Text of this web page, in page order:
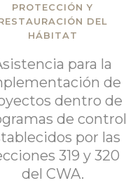
PROTECCIÓN Y
DEL
HÁBITAT
para la
de
dentro de
de control
por las
319 y 320
del CWA.